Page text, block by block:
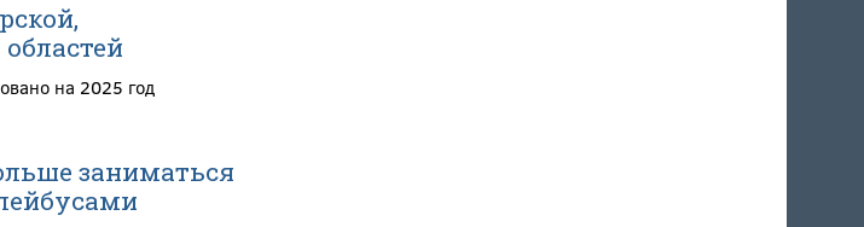
на 2025 год
заниматься